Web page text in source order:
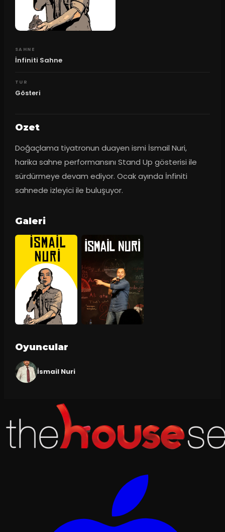
SAHNE
İnfiniti Sahne
TUR
Gösteri
Ozet
Doğaçlama tiyatronun duayen ismi İsmail Nuri,
harika sahne performansını Stand Up gösterisi ile
sürdürmeye devam ediyor. Ocak ayında İnfiniti
sahnede izleyici ile buluşuyor.
Galeri
Oyuncular
İsmail Nuri